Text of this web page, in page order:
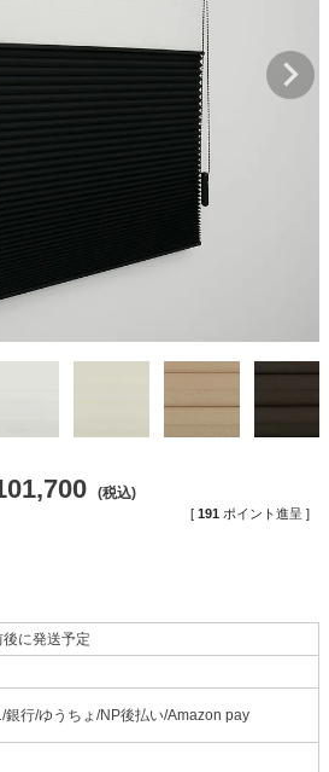
(税込)
[ 191 ポイント進呈 ]
に発送予定
銀行/ゆうちょ/NP後払い/Amazon pay